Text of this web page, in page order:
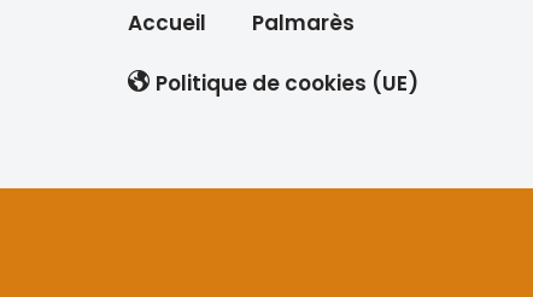
Accueil Palmarès
Politique de cookies (UE)